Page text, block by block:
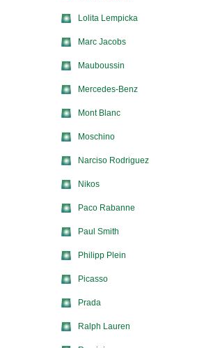
Lolita Lempicka
Marc Jacobs
Mauboussin
Mercedes-Benz
Mont Blanc
Moschino
Narciso Rodriguez
Nikos
Paco Rabanne
Paul Smith
Philipp Plein
Picasso
Prada
Ralph Lauren